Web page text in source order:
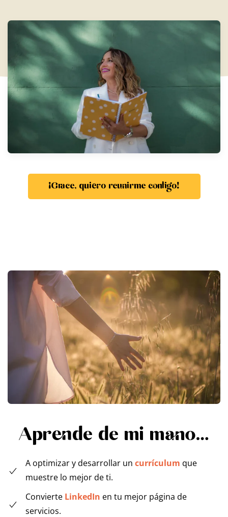
¡Grace, quiero reunirme contigo!
Aprende de mi mano…
A optimizar y desarrollar un currículum que
muestre lo mejor de ti.
Convierte LinkedIn en tu mejor página de
servicios.